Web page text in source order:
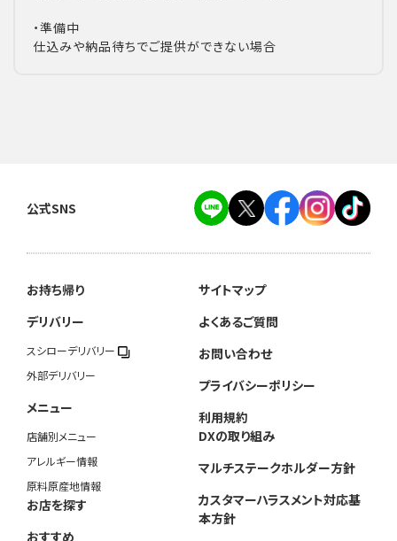
・準備中
仕込みや納品待ちでご提供ができない場合
公式SNS
お持ち帰り
デリバリー
スシローデリバリー
外部デリバリー
メニュー
店舗別メニュー
アレルギー情報
原料原産地情報
お店を探す
おすすめ
サイトマップ
よくあるご質問
お問い合わせ
プライバシーポリシー
利用規約
DXの取り組み
マルチステークホルダー方針
カスタマーハラスメント対応基
本方針